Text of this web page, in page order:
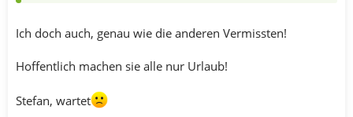
Ich doch auch, genau wie die anderen Vermissten!
Hoffentlich machen sie alle nur Urlaub!
Stefan, wartet